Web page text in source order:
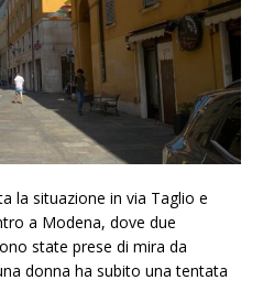
la situazione in via Taglio e
a Modena, dove due
state prese di mira da
donna ha subito una tentata